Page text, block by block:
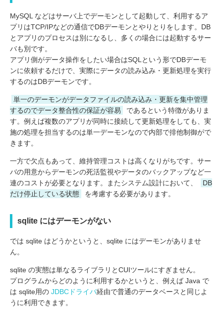
MySQL などはサーバ上でデーモンとして起動して、利用するア
プリはTCP/IPなどの通信でDBデーモンとやりとりをします。DB
とアプリのプロセスは別になるし、多くの場合には起動するサー
バも別です。
アプリ側がデータ操作をしたい場合はSQLという形でDBデーモ
ンに依頼するだけで、実際にデータの読み込み・更新処理を実行
するのはDBデーモンです。
単一のデーモンがデータファイルの読み込み・更新を集中管理
するのでデータ整合性の保証が容易
であるという特徴がありま
す。例えば複数のアプリが同時に接続して更新処理をしても、実
施の処理を担当するのは単一デーモンなので内部で排他制御がで
きます。
一方で欠点もあって、維持管理コストは高くなりがちです。サー
バの用意からデーモンの死活監視やデータのバックアップなど一
連のコストが必要となります。またシステム設計において、
DB
だけ停止している状態
を考慮する必要があります。
sqlite にはデーモンがない
では sqlite はどうかというと、sqlite にはデーモンがありませ
ん。
sqlite の実態は単なるライブラリとCUIツールにすぎません。
プログラムからどのように利用するかというと、例えば Java で
は sqlite用の JDBCドライバ経由で普通のデータベースと同じよ
うに利用できます。